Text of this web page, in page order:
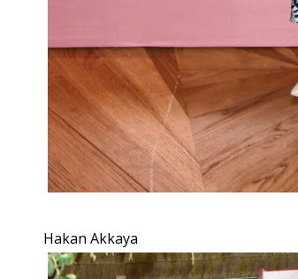
Hakan Akkaya